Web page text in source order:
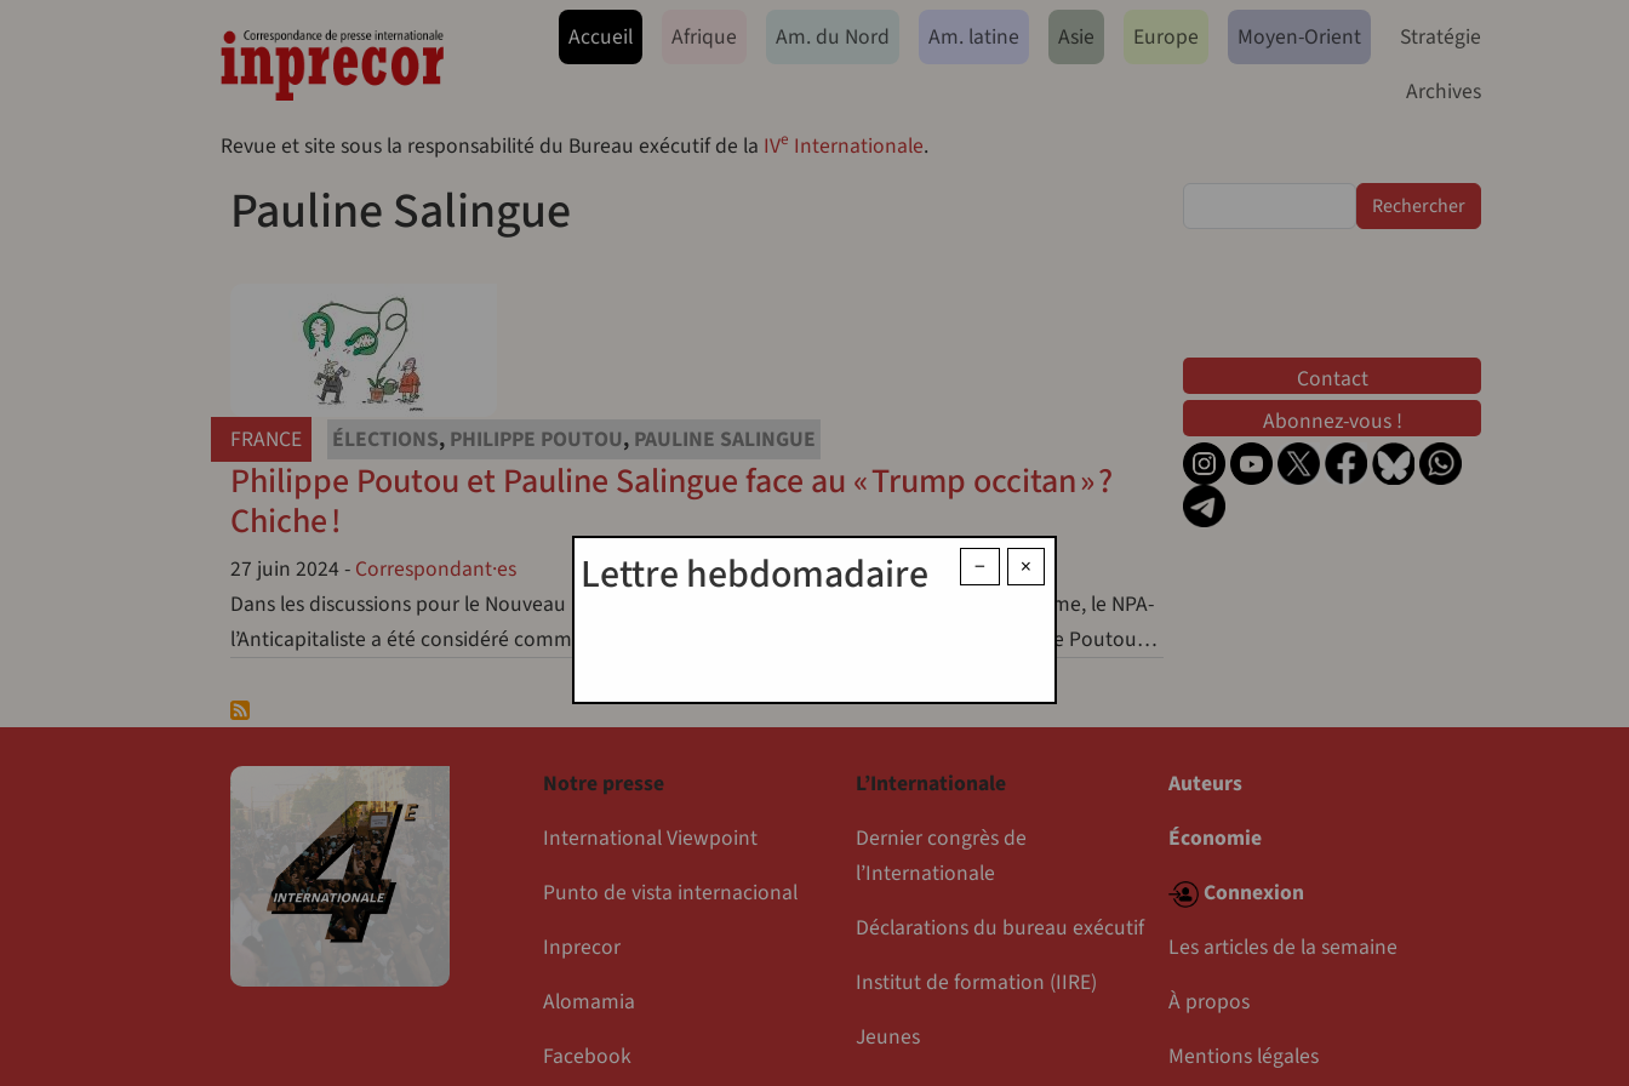
Navegação principal
Accueil Afrique Am. du Nord Am. latine Asie Europe Moyen-Orient
Stratégie
Archives
Revue et site sous la responsabilité du Bureau exécutif de la IVe Internationale.
Pauline Salingue
FRANCE ÉLECTIONS, PHILIPPE POUTOU, PAULINE SALINGUE
Philippe Poutou et Pauline Salingue face au « Trump occitan » ?
Chiche !
27 juin 2024- Correspondant·es
Dans les discussions pour le Nouveau Front populaire, sur les places comme sur le programme, le NPA-
l’Anticapitaliste a été considéré comme la cinquième roue du carrosse… Parachuter Philippe Poutou…
×
−
Lettre hebdomadaire
Contact
Abonnez-vous !
Notre presse
International Viewpoint
Punto de vista internacional
Inprecor
Alomamia
Facebook
L’Internationale
Dernier congrès de
l’Internationale
Déclarations du bureau exécutif
Institut de formation (IIRE)
Jeunes
Auteurs
Économie
Connexion
Les articles de la semaine
À propos
Mentions légales